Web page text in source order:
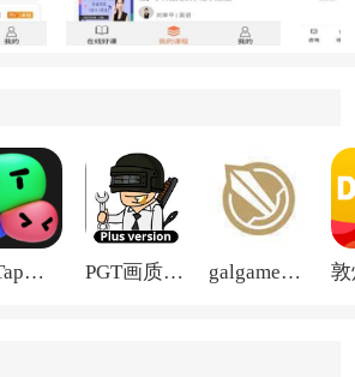
解答疑惑。
录学生的错题情况，帮助学生找出错
提高学习效果。
1同步答疑辅导，为学生提供个性化的
并辅导学习。
TapTap国际版2026 PGT画质助手旧版 galgame游戏盒子2026